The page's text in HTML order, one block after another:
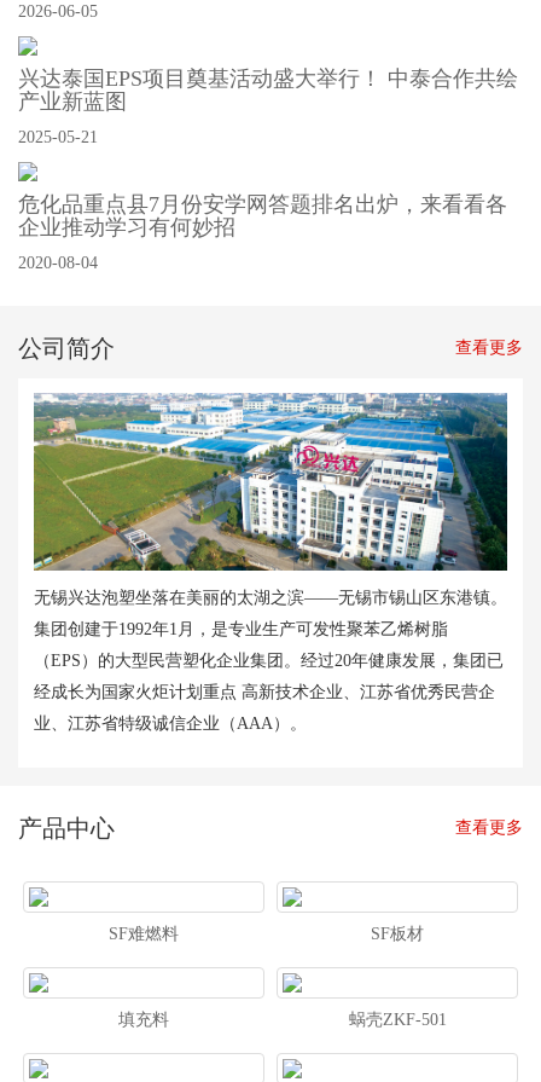
2026-06-05
兴达泰国EPS项目奠基活动盛大举行！ 中泰合作共绘
产业新蓝图
2025-05-21
危化品重点县7月份安学网答题排名出炉，来看看各
企业推动学习有何妙招
2020-08-04
公司简介 查看更多
无锡兴达泡塑坐落在美丽的太湖之滨——无锡市锡山区东港镇。
集团创建于1992年1月，是专业生产可发性聚苯乙烯树脂
（EPS）的大型民营塑化企业集团。经过20年健康发展，集团已
经成长为国家火炬计划重点 高新技术企业、江苏省优秀民营企
业、江苏省特级诚信企业（AAA）。
产品中心 查看更多
SF难燃料 SF板材
填充料 蜗壳ZKF-501